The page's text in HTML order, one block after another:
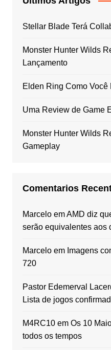
Stellar Blade Terá
Monster Hunter Wilds
Lançamento
Elden Ring Como Você
Uma Review de Game
Monster Hunter Wilds
Gameplay
Comentarios
MarceloemAMD diz
serão equivalentes aos
Marceloem Imagens
720
Pastor Edemerval
Lista de jogos
M4RC10em Os 10
todos os tempos